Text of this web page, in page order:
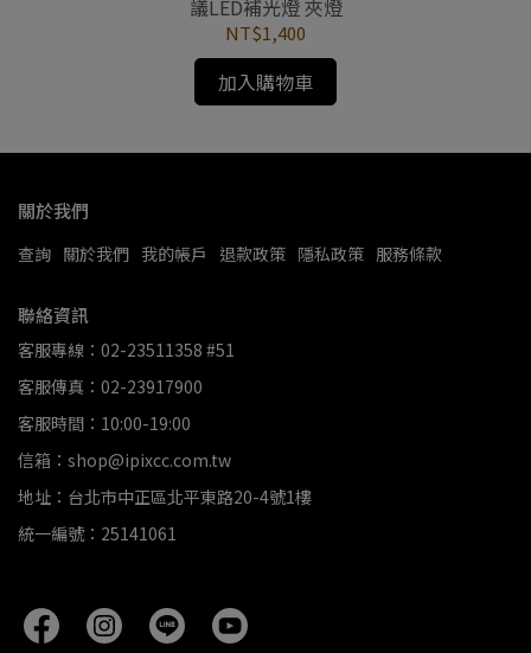
議LED補光燈 夾燈
NT$1,400
加入購物車
關於我們
查詢 關於我們 我的帳戶 退款政策 隱私政策 服務條款
聯絡資訊
客服專線：02-23511358 #51
客服傳真：02-23917900
客服時間：10:00-19:00
信箱：shop@ipixcc.com.tw
地址：台北市中正區北平東路20-4號1樓
統一編號：25141061